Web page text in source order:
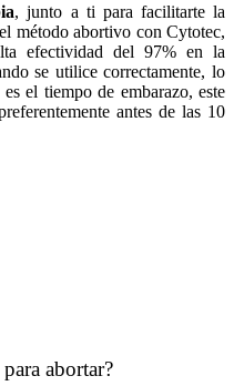
, junto a ti para facilitarte la
método abortivo con Cytotec,
efectividad del 97% en la
se utilice correctamente, lo
el tiempo de embarazo, este
antes de las 10
abortar?